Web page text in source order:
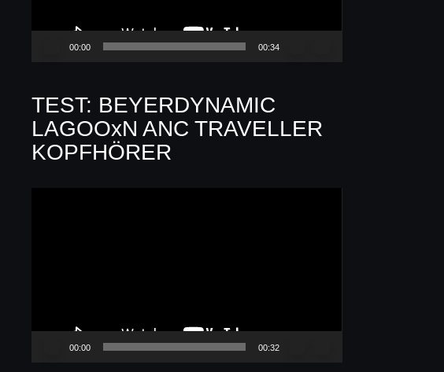
00:00 00:34
TEST: BEYERDYNAMIC
LAGOOxN ANC TRAVELLER
KOPFHÖRER
00:00 00:32